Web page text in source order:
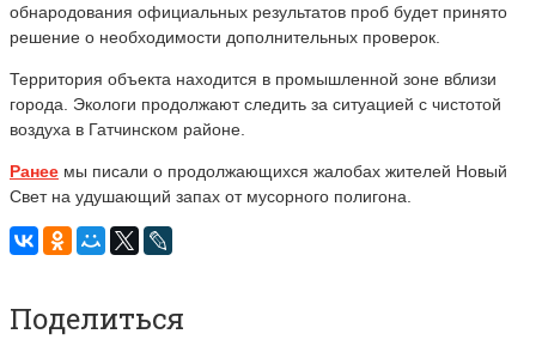
обнародования официальных результатов проб будет принято
решение о необходимости дополнительных проверок.
Территория объекта находится в промышленной зоне вблизи
города. Экологи продолжают следить за ситуацией с чистотой
воздуха в Гатчинском районе.
Ранее мы писали о продолжающихся жалобах жителей Новый
Свет на удушающий запах от мусорного полигона.
Поделиться